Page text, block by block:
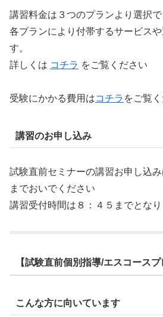
講習料金は３つのプランより選択で
各プランにより付帯するサービス
す。
詳しくは コチラ をご覧ください
受験にかかる費用はコチラ をご覧
講習のお申し込み
試験直前セミナーの講習お申し込
までおいでください
講習受付時間は８：４５までとなり
【試験直前個別指導/エスコースプ
こんな方に向いています